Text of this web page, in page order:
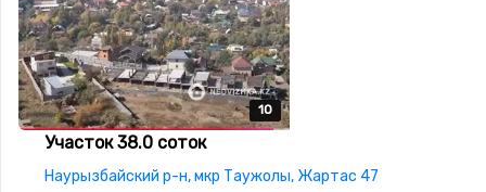
10
10
10
10
10
Участок 38.0 соток
Наурызбайский р-н, мкр Таужолы, Жартас 47